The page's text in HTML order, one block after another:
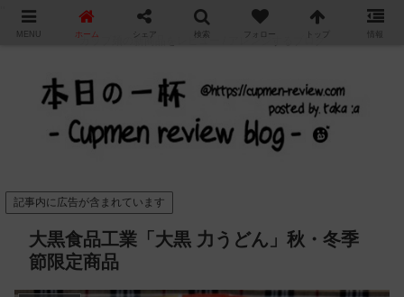
カップ麺の新商品をレビュー / アレンジするブログ
記事内に広告が含まれています
大黒食品工業「大黒 力うどん」秋・冬季
節限定商品
MENU ホーム シェア 検索 フォロー トップ 情報